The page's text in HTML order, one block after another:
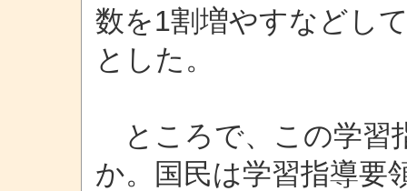
数を1割増やすなどし
とした。
ところで、この学習
か。国民は学習指導要